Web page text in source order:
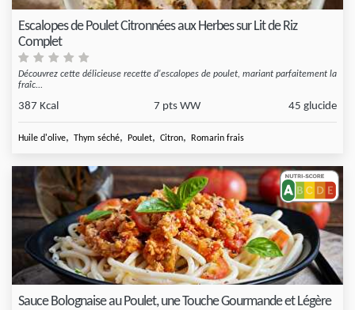
Escalopes de Poulet Citronnées aux Herbes sur Lit de Riz
Complet
Découvrez cette délicieuse recette d'escalopes de poulet, mariant parfaitement la
fraîc...
387 Kcal 7 pts WW 45 glucide
Huile d'olive, Thym séché, Poulet, Citron, Romarin frais
Sauce Bolognaise au Poulet, une Touche Gourmande et Légère